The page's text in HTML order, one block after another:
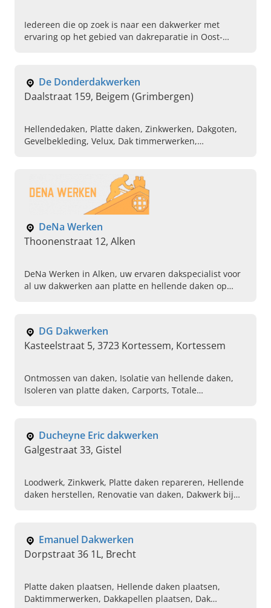
Iedereen die op zoek is naar een dakwerker met
ervaring op het gebied van dakreparatie in Oost-
De Donderdakwerken
Daalstraat 159, Beigem (Grimbergen)
Hellendedaken, Platte daken, Zinkwerken, Dakgoten,
Gevelbekleding, Velux, Dak timmerwerken,
DeNa Werken
Thoonenstraat 12, Alken
DeNa Werken in Alken, uw ervaren dakspecialist voor
al uw dakwerken aan platte en hellende daken op
DG Dakwerken
Kasteelstraat 5, 3723 Kortessem, Kortessem
Ontmossen van daken, Isolatie van hellende daken,
Isoleren van platte daken, Carports, Totale
Ducheyne Eric dakwerken
Galgestraat 33, Gistel
Loodwerk, Zinkwerk, Platte daken repareren, Hellende
daken herstellen, Renovatie van daken, Dakwerk bij
Emanuel Dakwerken
Dorpstraat 36 1L, Brecht
Platte daken plaatsen, Hellende daken plaatsen,
Daktimmerwerken, Dakkapellen plaatsen, Dak